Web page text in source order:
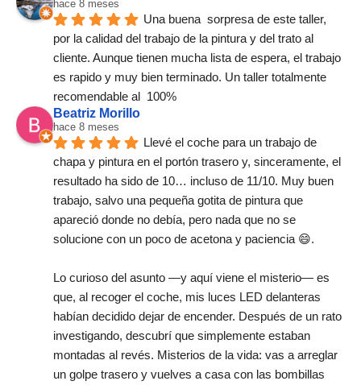
hace 8 meses
Una buena  sorpresa de este taller,
por la calidad del trabajo de la pintura y del trato al
cliente. Aunque tienen mucha lista de espera, el trabajo
es rapido y muy bien terminado. Un taller totalmente
recomendable al  100%
Beatriz Morillo
hace 8 meses
Llevé el coche para un trabajo de
chapa y pintura en el portón trasero y, sinceramente, el
resultado ha sido de 10… incluso de 11/10. Muy buen
trabajo, salvo una pequeña gotita de pintura que
apareció donde no debía, pero nada que no se
solucione con un poco de acetona y paciencia 😄.
Lo curioso del asunto —y aquí viene el misterio— es
que, al recoger el coche, mis luces LED delanteras
habían decidido dejar de encender. Después de un rato
investigando, descubrí que simplemente estaban
montadas al revés. Misterios de la vida: vas a arreglar
un golpe trasero y vuelves a casa con las bombillas